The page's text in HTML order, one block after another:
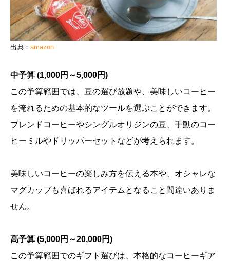
出典： amazon
中予算 (1,000円～5,000円)
この予算範囲では、豆の選び放題や、美味しいコーヒー
を淹れるための基本的なツールを選ぶことができます。
ブレンドコーヒーやシングルオリジンの豆、手動のコー
ヒーミルやドリッパーセットなどが考えられます。
美味しいコーヒーの楽しみ方を伝える本や、オシャレな
マグカップも喜ばれるアイテムとなること間違いありま
せん。
高予算 (5,000円～20,000円)
この予算範囲でのギフト選びは、本格的なコーヒーギア